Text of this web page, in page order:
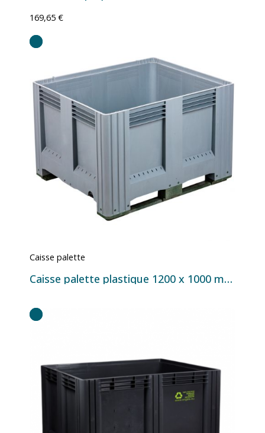
169,65 €
Caisse palette
Caisse palette plastique 1200 x 1000 mm – 2 ou 3 semelles – 650 litres